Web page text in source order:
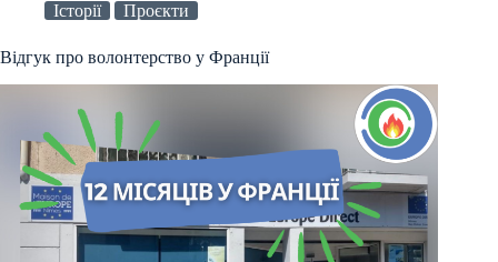
Історії Проєкти
Відгук про волонтерство у Франції